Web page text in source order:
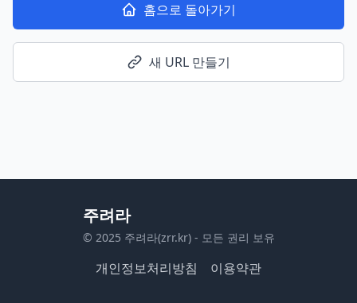
홈으로 돌아가기
새 URL 만들기
주려라
© 2025 주려라(zrr.kr) - 모든 권리 보유
개인정보처리방침 이용약관